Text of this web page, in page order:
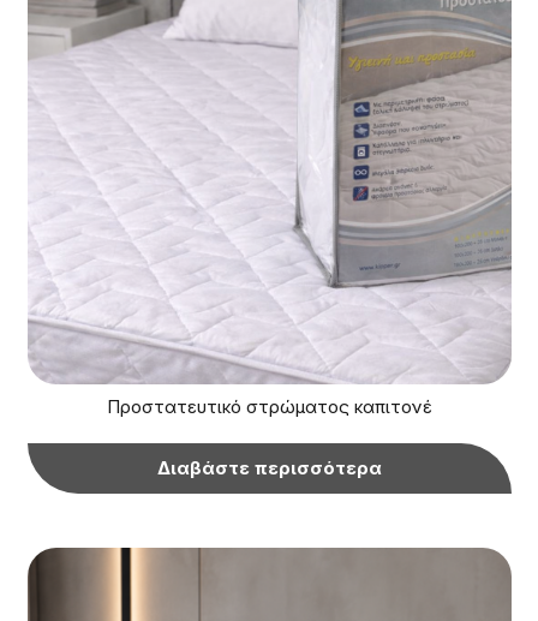
Προστατευτικό στρώματος καπιτονέ
Διαβάστε περισσότερα